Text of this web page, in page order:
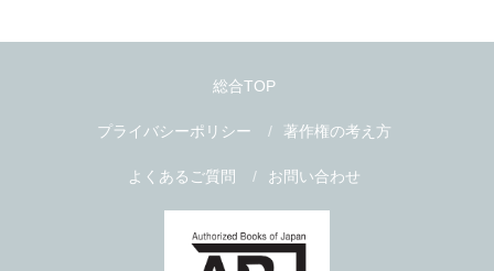
総合TOP
プライバシーポリシー 著作権の考え方
よくあるご質問 お問い合わせ